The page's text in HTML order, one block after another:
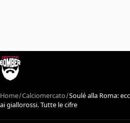
Home Calciomercato Soulé alla Roma:
ai giallorossi. Tutte le cifre